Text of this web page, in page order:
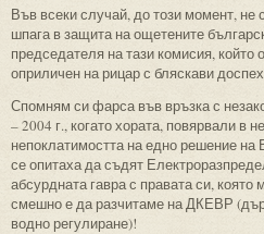
Във всеки случай, до този момент,
шпага в защита на ощетените
председателя на тази комисия,
оприличен на рицар с бляскави
Спомням си фарса във връзка с
– 2004 г., когато хората, повярвали в
непоклатимостта на едно решение
се опитаха да съдят
абсурдната гавра с правата си,
смешно е да разчитаме на ДКЕВР
водно регулиране)!